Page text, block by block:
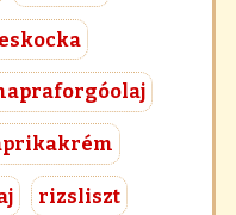
rizsliszt